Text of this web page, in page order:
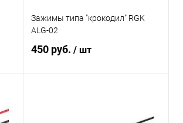
Зажимы типа "крокодил" RGK
ALG-02
450 руб./ шт